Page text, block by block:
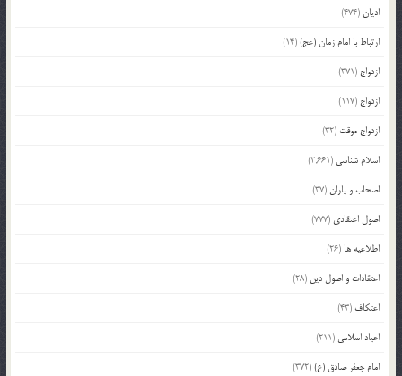
ادیان(474)
ارتباط با امام زمان (عج)(14)
ازدواج (371)
ازدواج (117)
ازدواج موقت (32)
اسلام شناسی (2,661)
اصحاب و یاران(37)
اصول اعتقادی (777)
اطلاعیه ها (26)
اعتقادات و اصول دین (28)
اعتکاف (43)
اعیاد اسلامی (211)
امام جعفر صادق (ع)(372)